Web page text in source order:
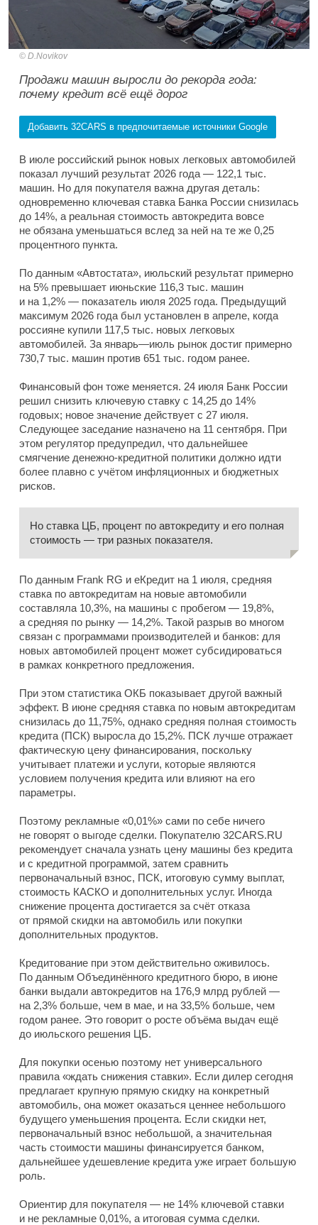
D.Novikov
Продажи машин выросли до рекорда года:
почему кредит всё ещё дорог
Добавить 32CARS в предпочитаемые источники Google
В июле российский рынок новых легковых автомобилей
показал лучший результат 2026 года — 122,1 тыс.
машин. Но для покупателя важна другая деталь:
одновременно ключевая ставка Банка России снизилась
до 14%, а реальная стоимость автокредита вовсе
не обязана уменьшаться вслед за ней на те же 0,25
процентного пункта.
По данным «Автостата», июльский результат примерно
на 5% превышает июньские 116,3 тыс. машин
и на 1,2% — показатель июля 2025 года. Предыдущий
максимум 2026 года был установлен в апреле, когда
россияне купили 117,5 тыс. новых легковых
автомобилей. За январь—июль рынок достиг примерно
730,7 тыс. машин против 651 тыс. годом ранее.
Финансовый фон тоже меняется. 24 июля Банк России
решил снизить ключевую ставку с 14,25 до 14%
годовых; новое значение действует с 27 июля.
Следующее заседание назначено на 11 сентября. При
этом регулятор предупредил, что дальнейшее
смягчение денежно-кредитной политики должно идти
более плавно с учётом инфляционных и бюджетных
рисков.
Но ставка ЦБ, процент по автокредиту и его полная
стоимость — три разных показателя.
По данным Frank RG и еКредит на 1 июля, средняя
ставка по автокредитам на новые автомобили
составляла 10,3%, на машины с пробегом — 19,8%,
а средняя по рынку — 14,2%. Такой разрыв во многом
связан с программами производителей и банков: для
новых автомобилей процент может субсидироваться
в рамках конкретного предложения.
При этом статистика ОКБ показывает другой важный
эффект. В июне средняя ставка по новым автокредитам
снизилась до 11,75%, однако средняя полная стоимость
кредита (ПСК) выросла до 15,2%. ПСК лучше отражает
фактическую цену финансирования, поскольку
учитывает платежи и услуги, которые являются
условием получения кредита или влияют на его
параметры.
Поэтому рекламные «0,01%» сами по себе ничего
не говорят о выгоде сделки. Покупателю 32CARS.RU
рекомендует сначала узнать цену машины без кредита
и с кредитной программой, затем сравнить
первоначальный взнос, ПСК, итоговую сумму выплат,
стоимость КАСКО и дополнительных услуг. Иногда
снижение процента достигается за счёт отказа
от прямой скидки на автомобиль или покупки
дополнительных продуктов.
Кредитование при этом действительно оживилось.
По данным Объединённого кредитного бюро, в июне
банки выдали автокредитов на 176,9 млрд рублей —
на 2,3% больше, чем в мае, и на 33,5% больше, чем
годом ранее. Это говорит о росте объёма выдач ещё
до июльского решения ЦБ.
Для покупки осенью поэтому нет универсального
правила «ждать снижения ставки». Если дилер сегодня
предлагает крупную прямую скидку на конкретный
автомобиль, она может оказаться ценнее небольшого
будущего уменьшения процента. Если скидки нет,
первоначальный взнос небольшой, а значительная
часть стоимости машины финансируется банком,
дальнейшее удешевление кредита уже играет большую
роль.
Ориентир для покупателя — не 14% ключевой ставки
и не рекламные 0,01%, а итоговая сумма сделки.